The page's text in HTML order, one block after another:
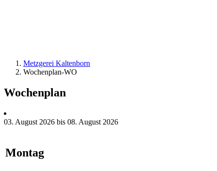
Metzgerei Kaltenborn
Wochenplan-WO
Wochenplan
03. August 2026 bis 08. August 2026
Montag